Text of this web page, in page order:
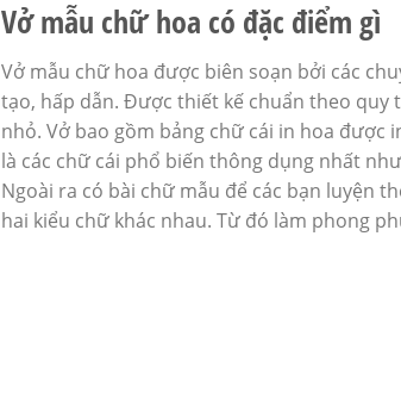
Vở mẫu chữ hoa có đặc điểm gì
Vở mẫu chữ hoa được biên soạn bởi các
tạo, hấp dẫn. Được thiết kế chuẩn theo quy
nhỏ. Vở bao gồm bảng chữ cái in hoa được
là các chữ cái phổ biến thông dụng nhất
Ngoài ra có bài chữ mẫu để các bạn luyện
hai kiểu chữ khác nhau. Từ đó làm phong